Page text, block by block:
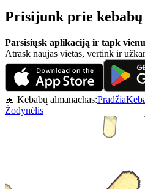
Prisijunk prie
Parsisiųsk aplikaciją ir tapk
Atrask naujas vietas, vertink ir
📖 Kebabų almanachas:Pradžia
Žodynėlis